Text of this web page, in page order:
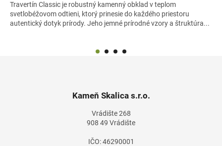
Travertín Classic je robustný kamenný obklad v teplom
svetlobéžovom odtieni, ktorý prinesie do každého priestoru
autentický dotyk prírody. Jeho jemné prírodné vzory a štruktúra...
Kameň Skalica s.r.o.
Vrádište 268
908 49 Vrádište
IČO: 46290001